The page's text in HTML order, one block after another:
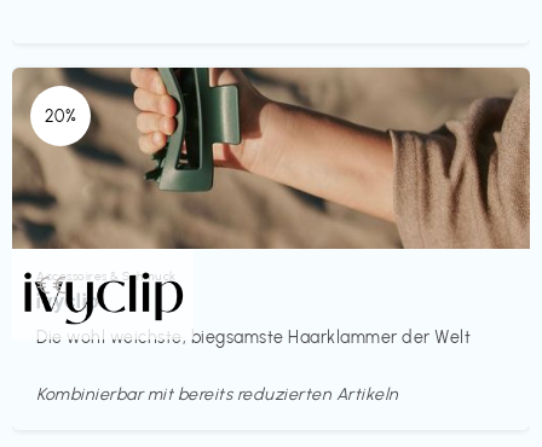
20%
Accessoires & Schmuck
ivyclip
Die wohl weichste, biegsamste Haarklammer der Welt
€€‎
Kombinierbar mit bereits reduzierten Artikeln